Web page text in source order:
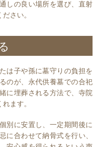
しの良い場所を選び、直射
さい。
は子や孫に墓守りの負担を
のが、永代供養墓での合祀
に埋葬される方法で、寺院
ます。
別に安置し、一定期間後に
に合わせて納骨式を行い、